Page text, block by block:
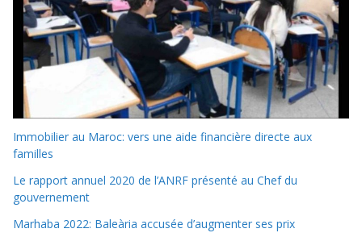
Immobilier au Maroc: vers une aide financière directe aux
familles
Le rapport annuel 2020 de l’ANRF présenté au Chef du
gouvernement
Marhaba 2022: Baleària accusée d’augmenter ses prix